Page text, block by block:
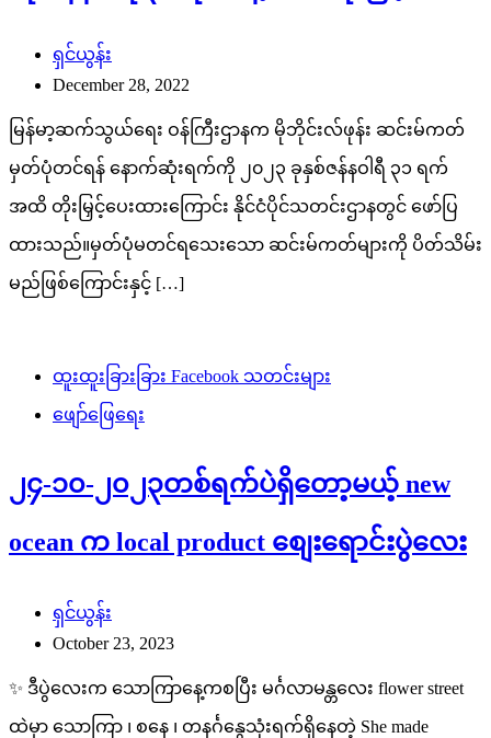
ရှင်ယွန်း
December 28, 2022
မြန်မာ့ဆက်သွယ်ရေး ဝန်ကြီးဌာနက မိုဘိုင်းလ်ဖုန်း ဆင်းမ်ကတ်
မှတ်ပုံတင်ရန် နောက်ဆုံးရက်ကို ၂၀၂၃ ခုနှစ်ဇန်နဝါရီ ၃၁ ရက်
အထိ တိုးမြှင့်ပေးထားကြောင်း နိုင်ငံပိုင်သတင်းဌာနတွင် ဖော်ပြ
ထားသည်။မှတ်ပုံမတင်ရသေးသော ဆင်းမ်ကတ်များကို ပိတ်သိမ်း
မည်ဖြစ်ကြောင်းနှင့် […]
ထူးထူးခြားခြား Facebook သတင်းများ
ဖျော်ဖြေရေး
၂၄-၁၀-၂၀၂၃တစ်ရက်ပဲရှိတော့မယ့် new
ocean က local product စျေးရောင်းပွဲလေး
ရှင်ယွန်း
October 23, 2023
✨ ဒီပွဲလေးက သောကြာနေ့ကစပြီး မင်္ဂလာမန္တလေး flower street
ထဲမှာ သောကြာ ၊ စနေ ၊ တနင်္ဂနွေသုံးရက်ရှိနေတဲ့ She made